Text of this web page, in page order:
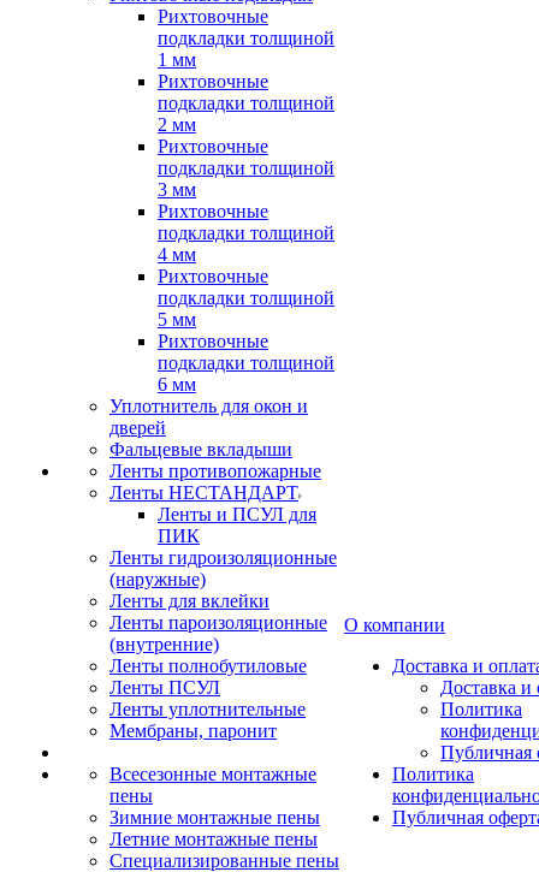
Рихтовочные
подкладки толщиной
1 мм
Рихтовочные
подкладки толщиной
2 мм
Рихтовочные
подкладки толщиной
3 мм
Рихтовочные
подкладки толщиной
4 мм
Рихтовочные
подкладки толщиной
5 мм
Рихтовочные
подкладки толщиной
6 мм
Уплотнитель для окон и
дверей
Фальцевые вкладыши
Ленты противопожарные
Ленты НЕСТАНДАРТ
Ленты и ПСУЛ для
ПИК
Ленты гидроизоляционные
(наружные)
Ленты для вклейки
Ленты пароизоляционные
(внутренние)
Ленты полнобутиловые
Ленты ПСУЛ
Ленты уплотнительные
Мембраны, паронит
Всесезонные монтажные
пены
Зимние монтажные пены
Летние монтажные пены
Специализированные пены
О компании
Доставка и
Доставка и
Политика
Публичная
Политика
Публичная